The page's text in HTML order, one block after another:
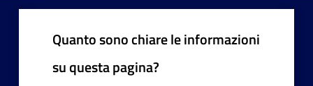
Quanto sono chiare le informazioni
su questa pagina?